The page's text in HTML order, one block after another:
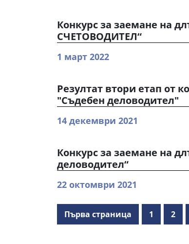
Конкурс за заемане на
СЧЕТОВОДИТЕЛ“
1 март 2022
Резултат втори етап от
"Съдебен деловодител"
14 декември 2021
Конкурс за заемане на
деловодител“
22 октомври 2021
Първа страница 1 2